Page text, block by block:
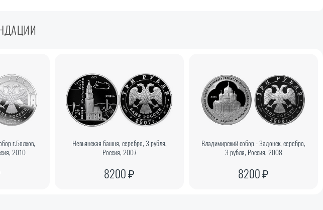
г.Болхов,
2010
Невьянская башня, серебро, 3 рубля,
Россия, 2007
8200 ₽
Владимирский собор - Задонск, серебро,
3 рубля, Россия, 2008
8200 ₽